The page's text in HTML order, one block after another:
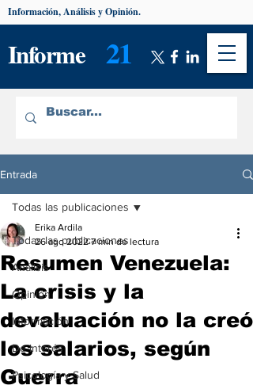
Informe 21
Información, Análisis y Opinión.
Entrada
Todas las publicaciones
Análisis
Opinión
Información
De interés
Psicología y Salud
Todas las publicaciones
Resumen Venezuela:
La crisis y la
devaluación no la creó
los salarios, según
Guerra
Erika Ardila
26 ago 2022 7 min de lectura